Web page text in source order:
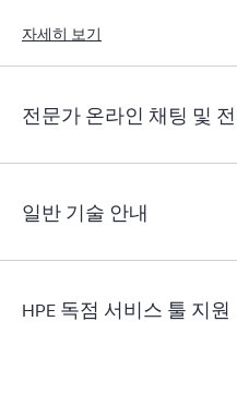
자세히 보기
전문가 온라인 채팅 및
일반 기술 안내
HPE 독점 서비스 툴 지원